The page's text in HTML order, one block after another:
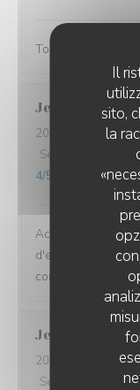
Il
sito,
la
Toujours un
Jean
2026-08-04
-
Servizio
4/5
Accueil
d'excellente
conviviale
Jean-Charles
2026-08-06
-
Servizio